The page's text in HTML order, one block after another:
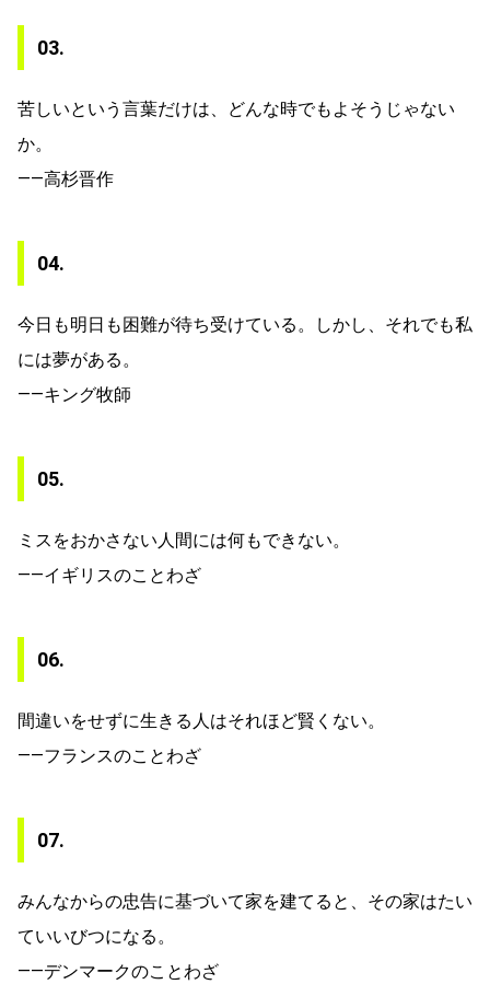
03.
苦しいという言葉だけは、どんな時でもよそうじゃない
か。
——高杉晋作
04.
今日も明日も困難が待ち受けている。しかし、それでも私
には夢がある。
——キング牧師
05.
ミスをおかさない人間には何もできない。
——イギリスのことわざ
06.
間違いをせずに生きる人はそれほど賢くない。
——フランスのことわざ
07.
みんなからの忠告に基づいて家を建てると、その家はたい
ていいびつになる。
——デンマークのことわざ